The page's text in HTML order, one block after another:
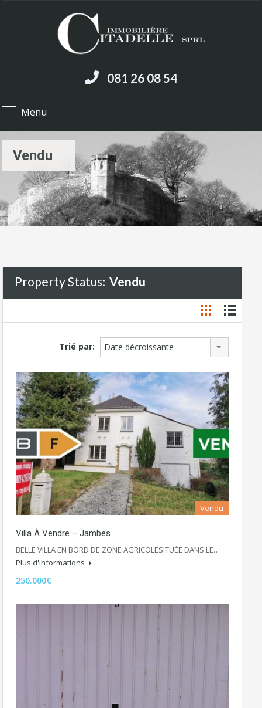
081 26 08 54
Menu
Vendu
Property Status: Vendu
Trié par: Date décroissante
Vendu
Villa À Vendre – Jambes
BELLE VILLA EN BORD DE ZONE AGRICOLESITUÉE DANS LE…
Plus d'informations
250.000€